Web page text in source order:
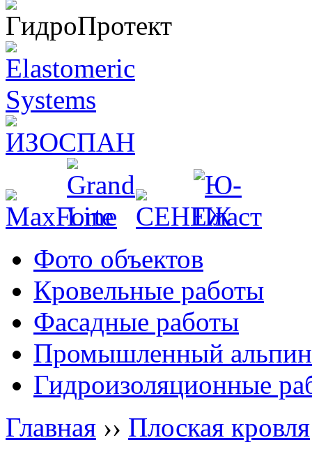
Фото объектов
Кровельные работы
Фасадные работы
Промышленный
Гидроизоляционные
Главная ›› Плоская кровля